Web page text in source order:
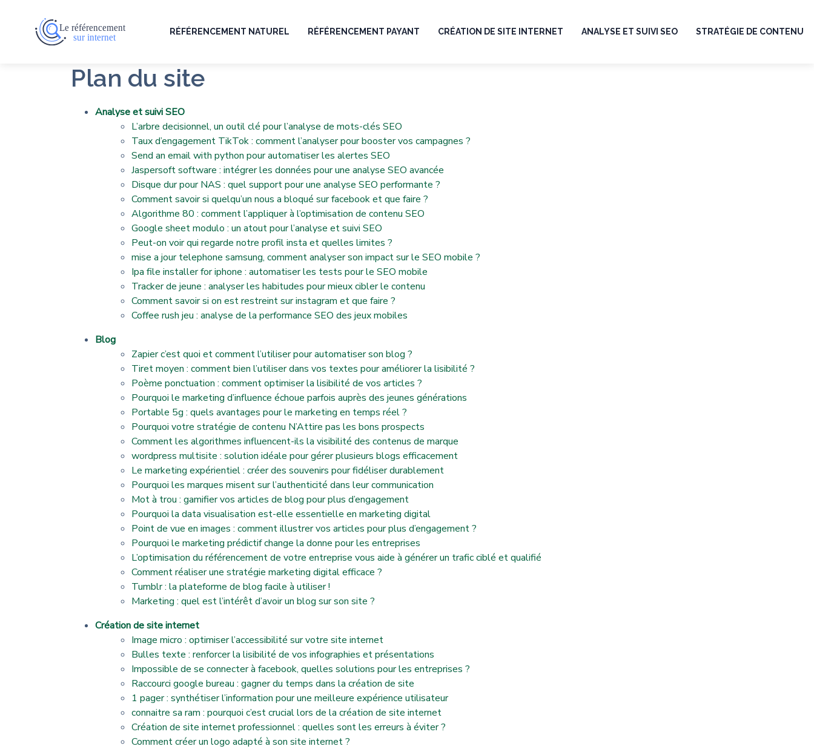
RÉFÉRENCEMENT NATUREL RÉFÉRENCEMENT PAYANT CRÉATION DE SITE INTERNET ANALYSE ET SUIVI SEO STRATÉGIE DE CONTENU
Plan du site
Analyse et suivi SEO
L’arbre decisionnel, un outil clé pour l’analyse de mots-clés SEO
Taux d’engagement TikTok : comment l’analyser pour booster vos campagnes ?
Send an email with python pour automatiser les alertes SEO
Jaspersoft software : intégrer les données pour une analyse SEO avancée
Disque dur pour NAS : quel support pour une analyse SEO performante ?
Comment savoir si quelqu’un nous a bloqué sur facebook et que faire ?
Algorithme 80 : comment l’appliquer à l’optimisation de contenu SEO
Google sheet modulo : un atout pour l’analyse et suivi SEO
Peut-on voir qui regarde notre profil insta et quelles limites ?
mise a jour telephone samsung, comment analyser son impact sur le SEO mobile ?
Ipa file installer for iphone : automatiser les tests pour le SEO mobile
Tracker de jeune : analyser les habitudes pour mieux cibler le contenu
Comment savoir si on est restreint sur instagram et que faire ?
Coffee rush jeu : analyse de la performance SEO des jeux mobiles
Blog
Zapier c’est quoi et comment l’utiliser pour automatiser son blog ?
Tiret moyen : comment bien l’utiliser dans vos textes pour améliorer la lisibilité ?
Poème ponctuation : comment optimiser la lisibilité de vos articles ?
Pourquoi le marketing d’influence échoue parfois auprès des jeunes générations
Portable 5g : quels avantages pour le marketing en temps réel ?
Pourquoi votre stratégie de contenu N’Attire pas les bons prospects
Comment les algorithmes influencent-ils la visibilité des contenus de marque
wordpress multisite : solution idéale pour gérer plusieurs blogs efficacement
Le marketing expérientiel : créer des souvenirs pour fidéliser durablement
Pourquoi les marques misent sur l’authenticité dans leur communication
Mot à trou : gamifier vos articles de blog pour plus d’engagement
Pourquoi la data visualisation est-elle essentielle en marketing digital
Point de vue en images : comment illustrer vos articles pour plus d’engagement ?
Pourquoi le marketing prédictif change la donne pour les entreprises
L’optimisation du référencement de votre entreprise vous aide à générer un trafic ciblé et qualifié
Comment réaliser une stratégie marketing digital efficace ?
Tumblr : la plateforme de blog facile à utiliser !
Marketing : quel est l’intérêt d’avoir un blog sur son site ?
Création de site internet
Image micro : optimiser l’accessibilité sur votre site internet
Bulles texte : renforcer la lisibilité de vos infographies et présentations
Impossible de se connecter à facebook, quelles solutions pour les entreprises ?
Raccourci google bureau : gagner du temps dans la création de site
1 pager : synthétiser l’information pour une meilleure expérience utilisateur
connaitre sa ram : pourquoi c’est crucial lors de la création de site internet
Création de site internet professionnel : quelles sont les erreurs à éviter ?
Comment créer un logo adapté à son site internet ?